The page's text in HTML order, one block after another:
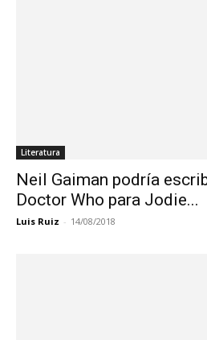
Literatura
Neil Gaiman podría
Doctor Who para Jodie...
Luis Ruiz - 14/08/2018